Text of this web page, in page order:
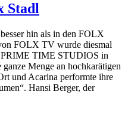
Stadl
hin als in den FOLX
FOLX TV wurde diesmal
PRIME TIME STUDIOS in
Menge an hochkarätigen
und Acarina performte ihre
Hansi Berger, der